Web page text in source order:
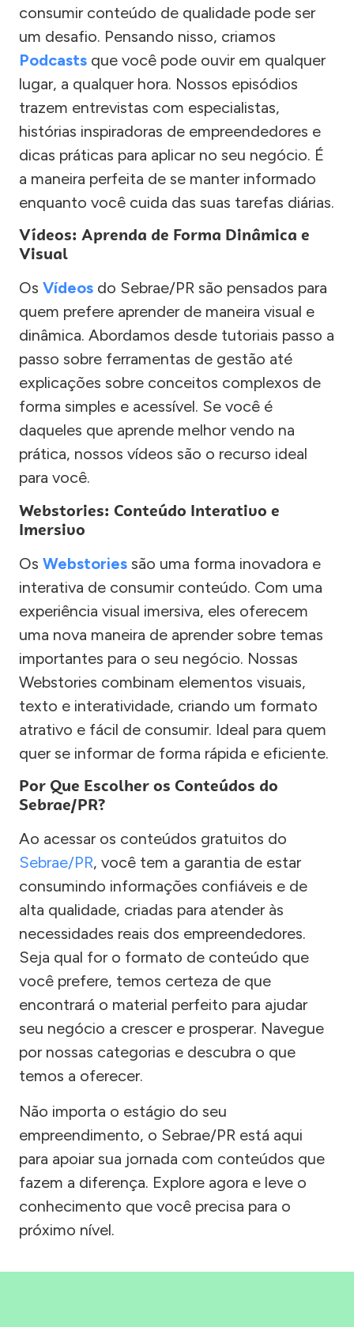
consumir conteúdo de qualidade pode ser
um desafio. Pensando nisso, criamos
Podcasts que você pode ouvir em qualquer
lugar, a qualquer hora. Nossos episódios
trazem entrevistas com especialistas,
histórias inspiradoras de empreendedores e
dicas práticas para aplicar no seu negócio. É
a maneira perfeita de se manter informado
enquanto você cuida das suas tarefas diárias.
Vídeos: Aprenda de Forma Dinâmica e
Visual
Os Vídeos do Sebrae/PR são pensados para
quem prefere aprender de maneira visual e
dinâmica. Abordamos desde tutoriais passo a
passo sobre ferramentas de gestão até
explicações sobre conceitos complexos de
forma simples e acessível. Se você é
daqueles que aprende melhor vendo na
prática, nossos vídeos são o recurso ideal
para você.
Webstories: Conteúdo Interativo e
Imersivo
Os Webstories são uma forma inovadora e
interativa de consumir conteúdo. Com uma
experiência visual imersiva, eles oferecem
uma nova maneira de aprender sobre temas
importantes para o seu negócio. Nossas
Webstories combinam elementos visuais,
texto e interatividade, criando um formato
atrativo e fácil de consumir. Ideal para quem
quer se informar de forma rápida e eficiente.
Por Que Escolher os Conteúdos do
Sebrae/PR?
Ao acessar os conteúdos gratuitos do
Sebrae/PR, você tem a garantia de estar
consumindo informações confiáveis e de
alta qualidade, criadas para atender às
necessidades reais dos empreendedores.
Seja qual for o formato de conteúdo que
você prefere, temos certeza de que
encontrará o material perfeito para ajudar
seu negócio a crescer e prosperar. Navegue
por nossas categorias e descubra o que
temos a oferecer.
Não importa o estágio do seu
empreendimento, o Sebrae/PR está aqui
para apoiar sua jornada com conteúdos que
fazem a diferença. Explore agora e leve o
conhecimento que você precisa para o
próximo nível.